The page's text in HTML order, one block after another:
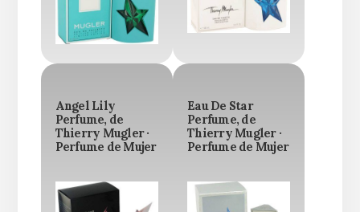
Angel Lily
Perfume, de
Thierry Mugler ·
Perfume de Mujer
Eau De Star
Perfume, de
Thierry Mugler ·
Perfume de Mujer